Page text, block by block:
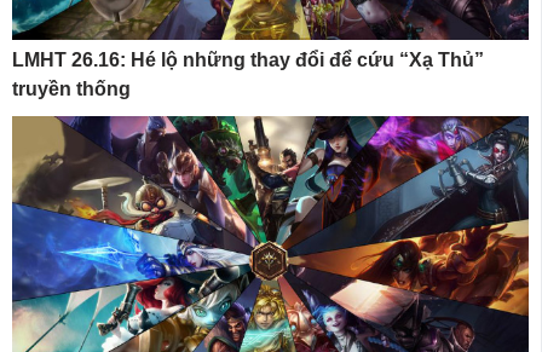
LMHT 26.16: Hé lộ những thay đổi để cứu “Xạ Thủ”
truyền thống